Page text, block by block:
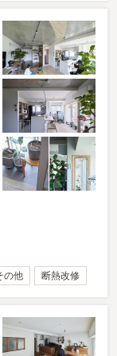
の他 断熱改修